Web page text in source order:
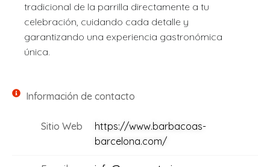
tradicional de la parrilla directamente a tu
celebración, cuidando cada detalle y
garantizando una experiencia gastronómica
única.
Información de contacto
Sitio Web
https://www.barbacoas-
barcelona.com/